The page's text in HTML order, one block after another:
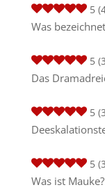
5
Was
5
Das
5
5
Was ist Mauke?